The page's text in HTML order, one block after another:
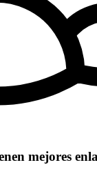
mejores